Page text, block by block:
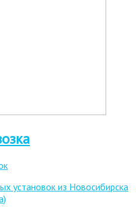
установок из Новосибирска